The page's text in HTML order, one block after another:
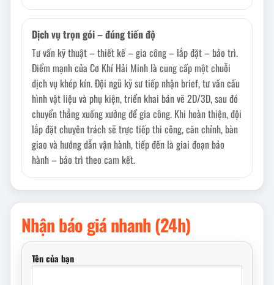
Dịch vụ trọn gói – đúng tiến độ
Tư vấn kỹ thuật – thiết kế – gia công – lắp đặt – bảo trì.
Điểm mạnh của Cơ Khí Hải Minh là cung cấp một chuỗi
dịch vụ khép kín. Đội ngũ kỹ sư tiếp nhận brief, tư vấn cấu
hình vật liệu và phụ kiện, triển khai bản vẽ 2D/3D, sau đó
chuyển thẳng xuống xưởng để gia công. Khi hoàn thiện, đội
lắp đặt chuyên trách sẽ trực tiếp thi công, căn chỉnh, bàn
giao và hướng dẫn vận hành, tiếp đến là giai đoạn bảo
hành – bảo trì theo cam kết.
Nhận báo giá nhanh (24h)
Tên của bạn